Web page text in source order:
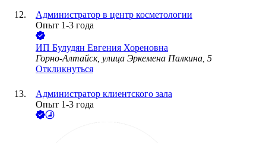
Администратор в центр косметологии
Опыт 1-3 года
ИП Булудян Евгения Хореновна
Горно-Алтайск, улица Эркемена Палкина, 5
Откликнуться
Администратор клиентского зала
Опыт 1-3 года